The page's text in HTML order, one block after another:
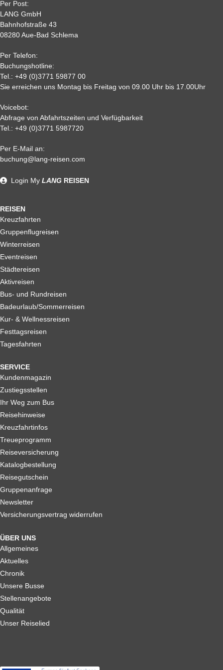
7
2
Alle weiteren Stronierungsbedingungen entnehmen Sie bitte
unseren AGB. Wir empfehlen Ihnen den Abschluss einer
Reiserücktrittskostenversicherung
Per Post:
LANG GmbH
Bahnhofstraße 43
08280 Aue-Bad Schlema
Per Telefon:
Buchungshotline:
Tel.: +49 (0)3771 59877 00
Sie erreichen uns Montag bis Freitag von 09.00 Uhr bis 17.00Uhr
Voicebot:
Abfrage von Abfahrtszeiten und Verfügbarkeit
Tel.: +49 (0)3771 5987720
Per E-Mail an:
buchung@lang-reisen.com
REISEN
Kreuzfahrten
Gruppenflugreisen
Winterreisen
Eventreisen
Städtereisen
Aktivreisen
Bus- und Rundreisen
Badeurlaub/Sommerreisen
Kur- & Wellnessreisen
Festtagsreisen
Tagesfahrten
SERVICE
Kundenmagazin
Zustiegsstellen
Ihr Weg zum Bus
Reisehinweise
Kreuzfahrtinfos
Treueprogramm
Reiseversicherung
Katalogbestellung
Reisegutschein
Gruppenanfrage
Newsletter
Versicherungsvertrag widerrufen
ÜBER UNS
Allgemeines
Aktuelles
Chronik
Unsere Busse
Stellenangebote
Qualität
Unser Reiselied
Login My LANG REISEN